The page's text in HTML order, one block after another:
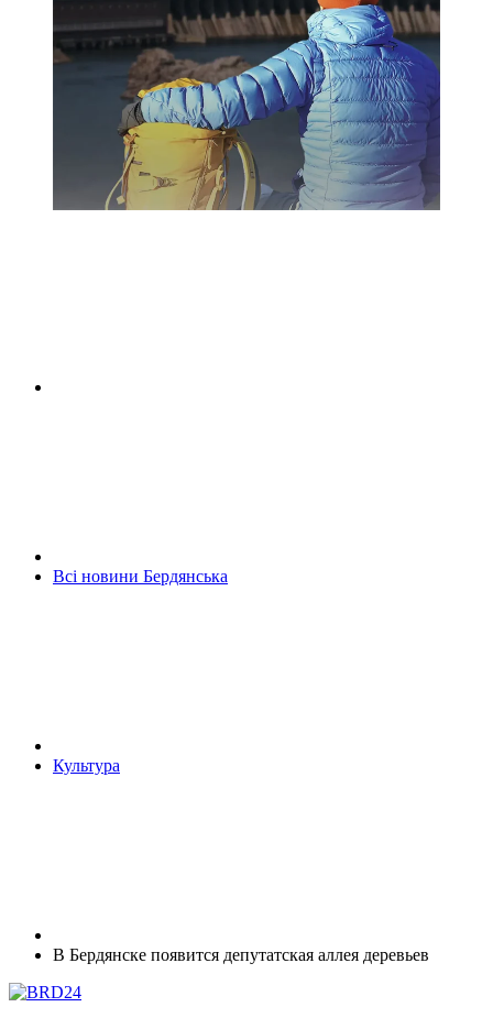
Всі новини Бердянська
Культура
В Бердянске появится депутатская аллея деревьев